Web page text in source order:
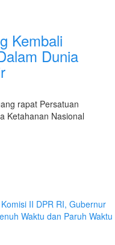
Kembali
Dunia
rapat Persatuan
Ketahanan Nasional